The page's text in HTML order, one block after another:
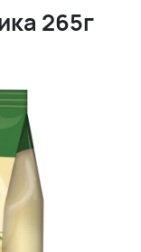
265г